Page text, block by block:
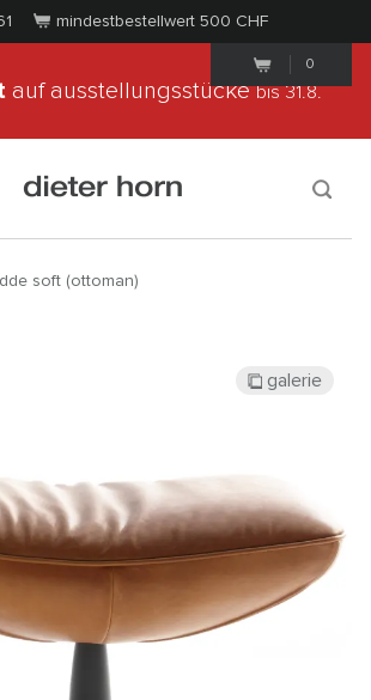
mindestbestellwert 500 CHF
0
auf ausstellungsstückebis 31.8.
soft (ottoman)
galerie